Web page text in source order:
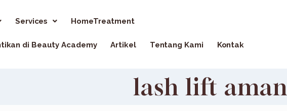
Services HomeTreatment
di Beauty Academy Artikel Tentang Kami Kontak
lash lift aman